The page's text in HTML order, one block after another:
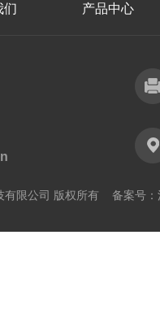
们 产品中心
有限公司 版权所有 备案号